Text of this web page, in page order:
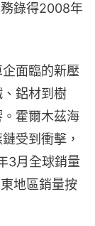
錄得2008年
面臨的新壓
鋁材到樹
霍爾木茲海
受到衝擊，
3月全球銷量
地區銷量按